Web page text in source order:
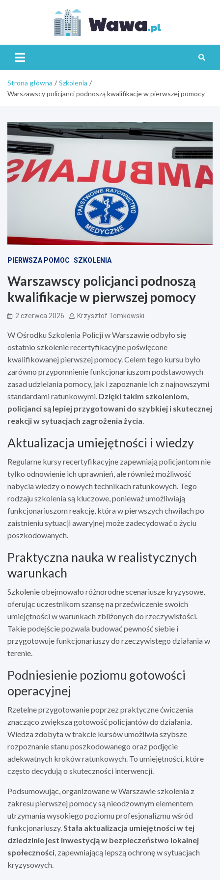
Strona główna
Szkolenia
Warszawscy policjanci podnoszą kwalifikacje w pierwszej pomocy
PIERWSZA POMOC SZKOLENIA
Warszawscy policjanci podnoszą
kwalifikacje w pierwszej pomocy
2 czerwca 2026 Krzysztof Tomkowski
W Ośrodku Szkolenia Policji w Warszawie odbyło się
ostatnio szkolenie recertyfikacyjne poświęcone
kwalifikowanej pierwszej pomocy. Celem tego kursu było
zarówno przypomnienie funkcjonariuszom podstawowych
zasad udzielania pomocy, jak i zapoznanie ich z najnowszymi
standardami ratunkowymi. Dzięki takim szkoleniom,
policjanci są lepiej przygotowani do szybkiej i skutecznej
reakcji w sytuacjach zagrożenia życia.
Aktualizacja umiejętności i wiedzy
Regularne kursy recertyfikacyjne zapewniają policjantom nie
tylko odnowienie ich uprawnień, ale również możliwość
nabycia wiedzy o nowych technikach ratunkowych. Tego
rodzaju szkolenia są kluczowe, ponieważ umożliwiają
funkcjonariuszom reakcję, która w pierwszych chwilach po
zaistnieniu sytuacji awaryjnej może zadecydować o życiu
poszkodowanych.
Praktyczna nauka w realistycznych
warunkach
Szkolenie obejmowało różnorodne scenariusze kryzysowe,
oferując uczestnikom szansę na przećwiczenie swoich
umiejętności w warunkach zbliżonych do rzeczywistości.
Takie podejście pozwala budować pewność siebie i
przygotowuje funkcjonariuszy do rzeczywistego działania w
terenie.
Podniesienie poziomu gotowości
operacyjnej
Rzetelne przygotowanie poprzez praktyczne ćwiczenia
znacząco zwiększa gotowość policjantów do działania.
Wiedza zdobyta w trakcie kursów umożliwia szybsze
rozpoznanie stanu poszkodowanego oraz podjęcie
adekwatnych kroków ratunkowych. To umiejętności, które
często decydują o skuteczności interwencji.
Podsumowując, organizowane w Warszawie szkolenia z
zakresu pierwszej pomocy są nieodzownym elementem
utrzymania wysokiego poziomu profesjonalizmu wśród
funkcjonariuszy.Stała aktualizacja umiejętności w tej
dziedzinie jest inwestycją w bezpieczeństwo lokalnej
społeczności, zapewniającą lepszą ochronę w sytuacjach
kryzysowych.